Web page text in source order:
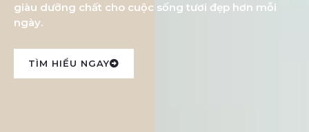
giàu dưỡng chất cho cuộc sống tươi đẹp hơn mỗi
ngày.
TÌM HIỂU NGAY